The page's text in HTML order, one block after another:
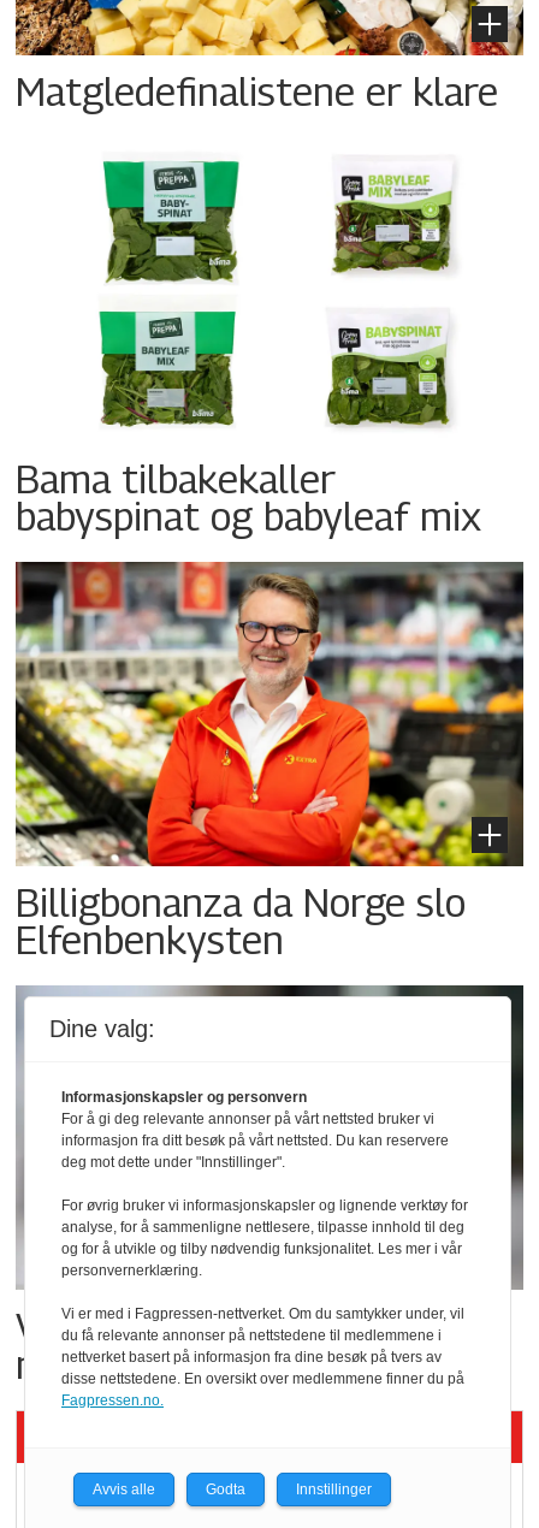
Matgledefinalistene er klare
Bama tilbakekaller
babyspinat og babyleaf mix
Billigbonanza da Norge slo
Elfenbenkysten
Vil vokse i brusmarkedet
med Dr Pepper
Mat er viktigere enn
Dine valg:
Informasjonskapsler og personvern
For å gi deg relevante annonser på vårt nettsted bruker vi
informasjon fra ditt besøk på vårt nettsted. Du kan reservere
deg mot dette under "Innstillinger".
For øvrig bruker vi informasjonskapsler og lignende verktøy for
analyse, for å sammenligne nettlesere, tilpasse innhold til deg
og for å utvikle og tilby nødvendig funksjonalitet. Les mer i vår
personvernerklæring.
Vi er med i Fagpressen-nettverket. Om du samtykker under, vil
du få relevante annonser på nettstedene til medlemmene i
nettverket basert på informasjon fra dine besøk på tvers av
disse nettstedene. En oversikt over medlemmene finner du på
Fagpressen.no.
Avvis alle Godta Innstillinger